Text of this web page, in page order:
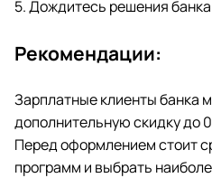
5. Дождитесь решения
Рекомендации:
Зарплатные клиенты банка
дополнительную скидку до
Перед оформлением стоит
программ и выбрать